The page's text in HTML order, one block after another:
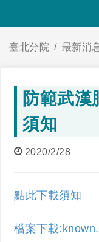
臺北分院 最新消
防範武漢
須知
2020/2/28
點此下載須知
檔案下載